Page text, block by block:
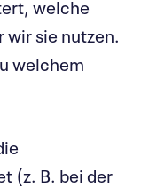
welche
wir sie nutzen.
welchem
(z. B. bei der